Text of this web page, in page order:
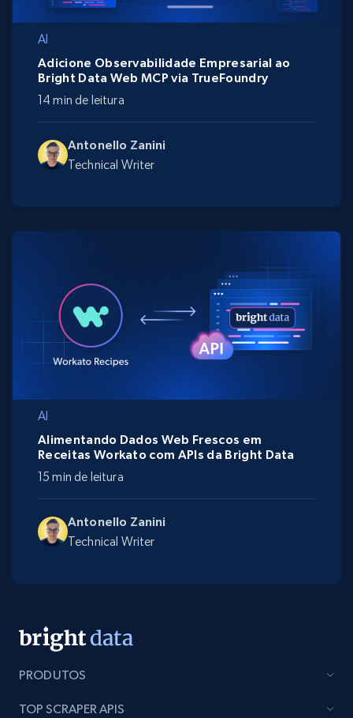
AI
Antonello Zanini
Technical Writer
Adicione Observabilidade Empresarial ao
Bright Data Web MCP via TrueFoundry
14 min de leitura
AI
Antonello Zanini
Technical Writer
Alimentando Dados Web Frescos em
Receitas Workato com APIs da Bright Data
15 min de leitura
PRODUTOS
TOP SCRAPER APIS